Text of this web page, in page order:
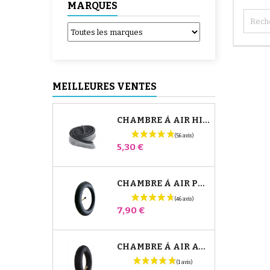
MARQUES
MEILLEURES VENTES
CHAMBRE À AIR HIGH TREK BÉBÉ CONFORT
Prix
5,30 €
CHAMBRE À AIR POUSSETTE JANÉ SLALOM PRO ET POWERTWIN
Prix
7,90 €
CHAMBRE À AIR AVANT POUSSETTE BUGABOO DONKEY